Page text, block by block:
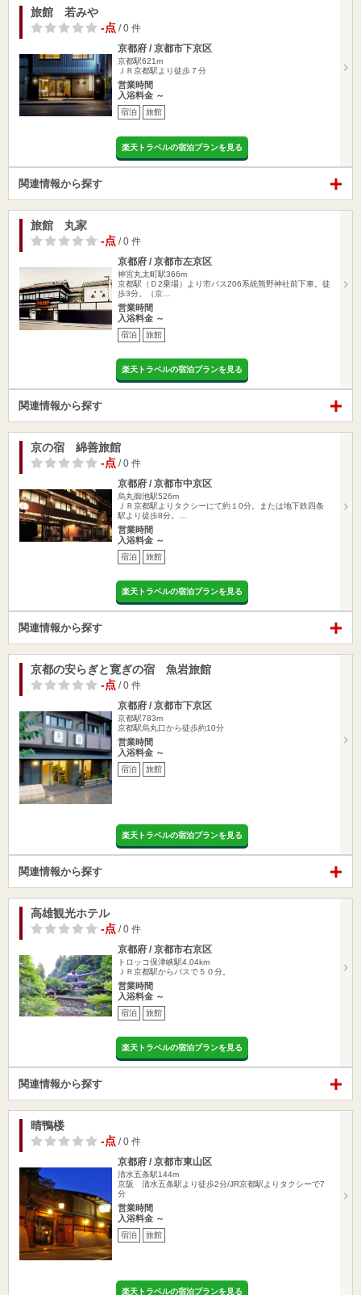
旅館 若みや
-点 / 0 件
京都府 / 京都市下京区
京都駅621m
ＪＲ京都駅より徒歩７分
営業時間
入浴料金 ～
宿泊 旅館
楽天トラベルの宿泊プランを見る
関連情報から探す
旅館 丸家
-点 / 0 件
京都府 / 京都市左京区
神宮丸太町駅366m
京都駅（Ｄ2乗場）より市バス206系統熊野神社前下車。徒
歩3分。（京…
営業時間
入浴料金 ～
宿泊 旅館
楽天トラベルの宿泊プランを見る
関連情報から探す
京の宿 綿善旅館
-点 / 0 件
京都府 / 京都市中京区
烏丸御池駅526m
ＪＲ京都駅よりタクシーにて約１0分。または地下鉄四条
駅より徒歩8分。…
営業時間
入浴料金 ～
宿泊 旅館
楽天トラベルの宿泊プランを見る
関連情報から探す
京都の安らぎと寛ぎの宿 魚岩旅館
-点 / 0 件
京都府 / 京都市下京区
京都駅783m
京都駅烏丸口から徒歩約10分
営業時間
入浴料金 ～
宿泊 旅館
楽天トラベルの宿泊プランを見る
関連情報から探す
高雄観光ホテル
-点 / 0 件
京都府 / 京都市右京区
トロッコ保津峡駅4.04km
ＪＲ京都駅からバスで５０分。
営業時間
入浴料金 ～
宿泊 旅館
楽天トラベルの宿泊プランを見る
関連情報から探す
晴鴨楼
-点 / 0 件
京都府 / 京都市東山区
清水五条駅144m
京阪 清水五条駅より徒歩2分/JR京都駅よりタクシーで7
分
営業時間
入浴料金 ～
宿泊 旅館
楽天トラベルの宿泊プランを見る